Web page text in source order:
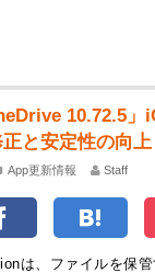
10.72.5」
と安定性の向上
App更新情報 Staff
は、ファイルを保